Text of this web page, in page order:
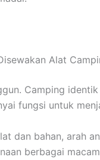
Alat
Camping
fungsi untuk
dan bahan, arah
berbagai